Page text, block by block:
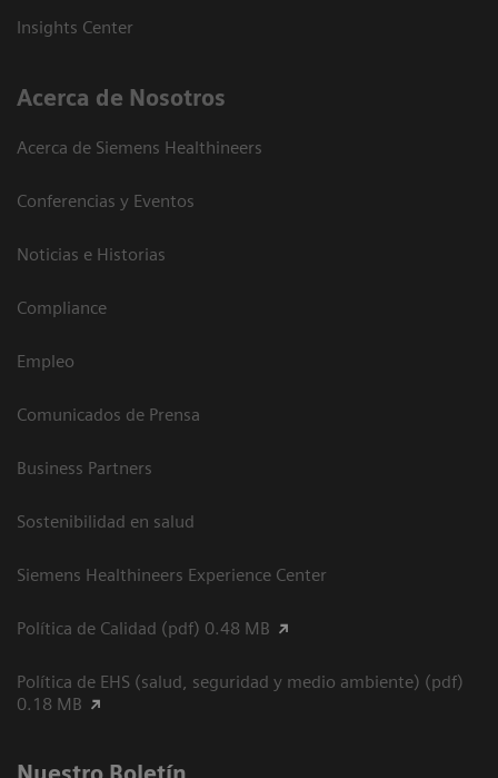
Insights Center
Acerca de Nosotros
Acerca de Siemens Healthineers
Conferencias y Eventos
Noticias e Historias
Compliance
Empleo
Comunicados de Prensa
Business Partners
Sostenibilidad en salud
Siemens Healthineers Experience Center
Política de Calidad (pdf) 0.48 MB
Política de EHS (salud, seguridad y medio ambiente) (pdf)
0.18 MB